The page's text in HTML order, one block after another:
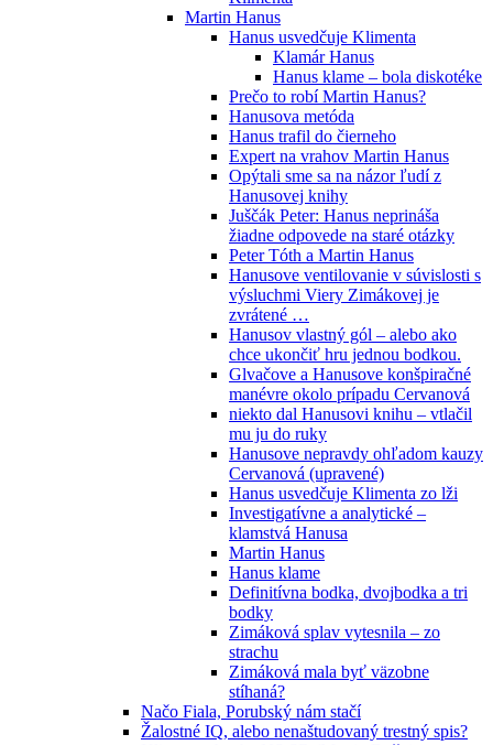
Martin Hanus
Hanus usvedčuje Klimenta
Klamár Hanus
Hanus klame – bola diskotéke
Prečo to robí Martin Hanus?
Hanusova metóda
Hanus trafil do čierneho
Expert na vrahov Martin Hanus
Opýtali sme sa na názor ľudí z
Hanusovej knihy
Juščák Peter: Hanus neprináša
žiadne odpovede na staré otázky
Peter Tóth a Martin Hanus
Hanusove ventilovanie v súvislosti s
výsluchmi Viery Zimákovej je
zvrátené …
Hanusov vlastný gól – alebo ako
chce ukončiť hru jednou bodkou.
Glvačove a Hanusove konšpiračné
manévre okolo prípadu Cervanová
niekto dal Hanusovi knihu – vtlačil
mu ju do ruky
Hanusove nepravdy ohľadom kauzy
Cervanová (upravené)
Hanus usvedčuje Klimenta zo lži
Investigatívne a analytické –
klamstvá Hanusa
Martin Hanus
Hanus klame
Definitívna bodka, dvojbodka a tri
bodky
Zimáková splav vytesnila – zo
strachu
Zimáková mala byť väzobne
stíhaná?
Načo Fiala, Porubský nám stačí
Žalostné IQ, alebo nenaštudovaný trestný spis?